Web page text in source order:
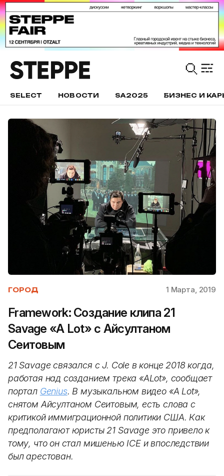
SELECT НОВОСТИ SA2025 БИЗНЕС И
ГОРОД 1 Марта, 2019
Framework: Создание клипа 21
Savage «A Lot» с Айсултаном
Сеитовым
21 Savage связался с J. Cole в конце 2018 когда,
работая над созданием трека «ALot», сообщает
портал Genius. В музыкальном видео «A Lot»,
снятом Айсултаном Сеитовым, есть слова с
критикой иммиграционной политики США. Как
предполагают юристы 21 Savage это привело к
тому, что он стал мишенью ICE и впоследствии
был арестован.